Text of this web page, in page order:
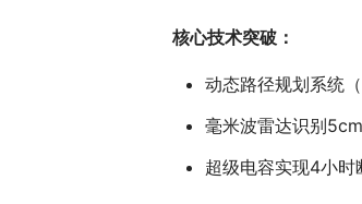
核心技术突破：
动态路径规划系统
毫米波雷达识别
超级电容实现4小时